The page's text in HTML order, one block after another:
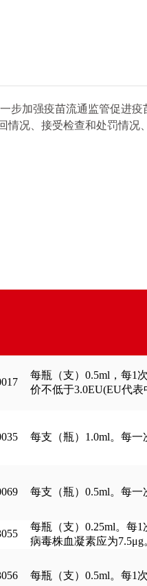
加强疫苗流通监管促进
况、接受检查和处罚情
每瓶（支）0.5ml，每1
价不低于3.0EU(EU代
每支（瓶）1.0ml。每一
每支（瓶）0.5ml。每一
每瓶（支）0.25ml。每
病毒株血凝素应为7.5μg
每瓶（支）0.5ml。每1